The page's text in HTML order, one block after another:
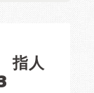
指人